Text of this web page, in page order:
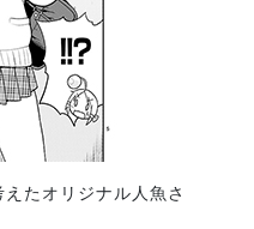
たオリジナル人魚さ